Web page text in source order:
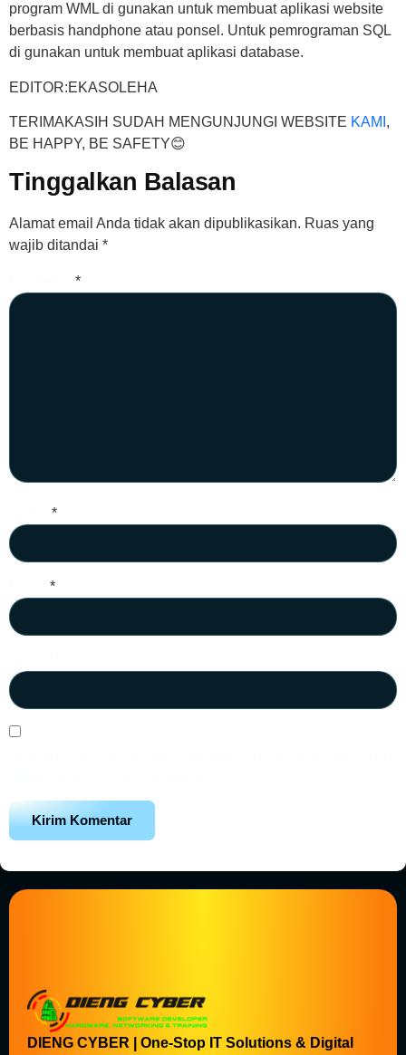
program WML di gunakan untuk membuat aplikasi website
berbasis handphone atau ponsel. Untuk pemrograman SQL
di gunakan untuk membuat aplikasi database.
EDITOR:EKASOLEHA
TERIMAKASIH SUDAH MENGUNJUNGI WEBSITE KAMI ,
BE HAPPY, BE SAFETY😊
Tinggalkan Balasan
Alamat email Anda tidak akan dipublikasikan. Ruas yang
wajib ditandai *
*
*
*
DIENG CYBER | One-Stop IT Solutions & Digital